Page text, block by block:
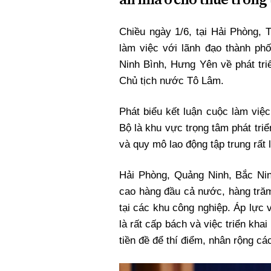
Xi nhan Trái Phải
Chiều ngày 1/6, tại Hải Phòng,
làm việc với lãnh đạo thành
Ninh Bình, Hưng Yên về phát
Chủ tịch nước Tô Lâm.
Phát biểu kết luận cuộc làm
Bộ là khu vực trọng tâm phát
và quy mô lao động tập trung
Hải Phòng, Quảng Ninh, Bắc
cao hàng đầu cả nước, hàng
tại các khu công nghiệp. Áp lực
là rất cấp bách và việc triển
tiền đề để thí điểm, nhân rộng